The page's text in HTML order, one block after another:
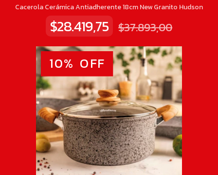
Cacerola Cerámica Antiadherente 18cm New Granito Hudson
$28.419,75 $37.893,00
10% OFF